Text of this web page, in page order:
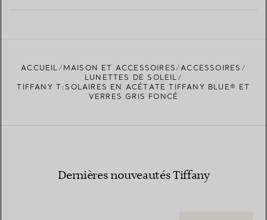
TROUVEZ LA BOUTIQUE LA PLUS PROCHE
ACCUEIL MAISON ET ACCESSOIRES
ACCESSOIRES
LUNETTES DE SOLEIL
TIFFANY T:SOLAIRES EN ACÉTATE TIFFANY BLUE® ET
VERRES GRIS FONCÉ
Dernières nouveautés Tiffany